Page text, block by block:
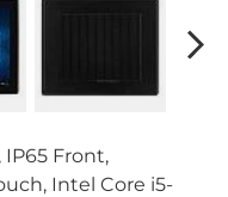
IP65 Front,
Intel Core i5-